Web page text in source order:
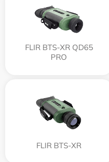
FLIR BTS-XR QD65
PRO
FLIR BTS-XR